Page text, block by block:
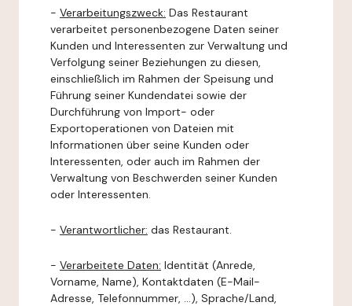
- Verarbeitungszweck: Das Restaurant
verarbeitet personenbezogene Daten seiner
Kunden und Interessenten zur Verwaltung und
Verfolgung seiner Beziehungen zu diesen,
einschließlich im Rahmen der Speisung und
Führung seiner Kundendatei sowie der
Durchführung von Import- oder
Exportoperationen von Dateien mit
Informationen über seine Kunden oder
Interessenten, oder auch im Rahmen der
Verwaltung von Beschwerden seiner Kunden
oder Interessenten.
- Verantwortlicher: das Restaurant.
- Verarbeitete Daten: Identität (Anrede,
Vorname, Name), Kontaktdaten (E-Mail-
Adresse, Telefonnummer, ...), Sprache/Land,